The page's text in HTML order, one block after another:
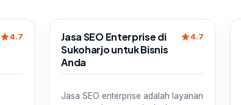
star4.7 Sale
Jasa SEO Enterprise di
Sukoharjo untuk Bisnis
Anda
star4.7
Jasa SEO enterprise adalah layanan